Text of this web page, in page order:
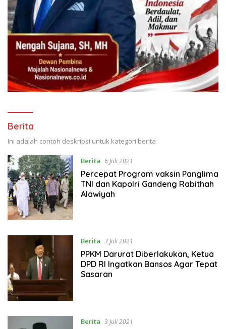
Berita
Ini adalah contoh deskripsi untuk kategori berita
Berita 6 Juli 2021
Percepat Program vaksin Panglima
TNI dan Kapolri Gandeng Rabithah
Alawiyah
Berita 3 Juli 2021
PPKM Darurat Diberlakukan, Ketua
DPD RI Ingatkan Bansos Agar Tepat
Sasaran
Berita 3 Juli 2021